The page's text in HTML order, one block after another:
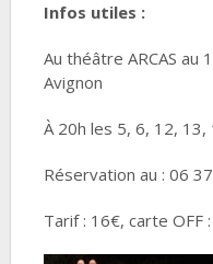
Infos utiles :
Au théâtre ARCAS au
Avignon
À 20h les 5, 6, 12,
Réservation au : 06
Tarif : 16€, carte OFF